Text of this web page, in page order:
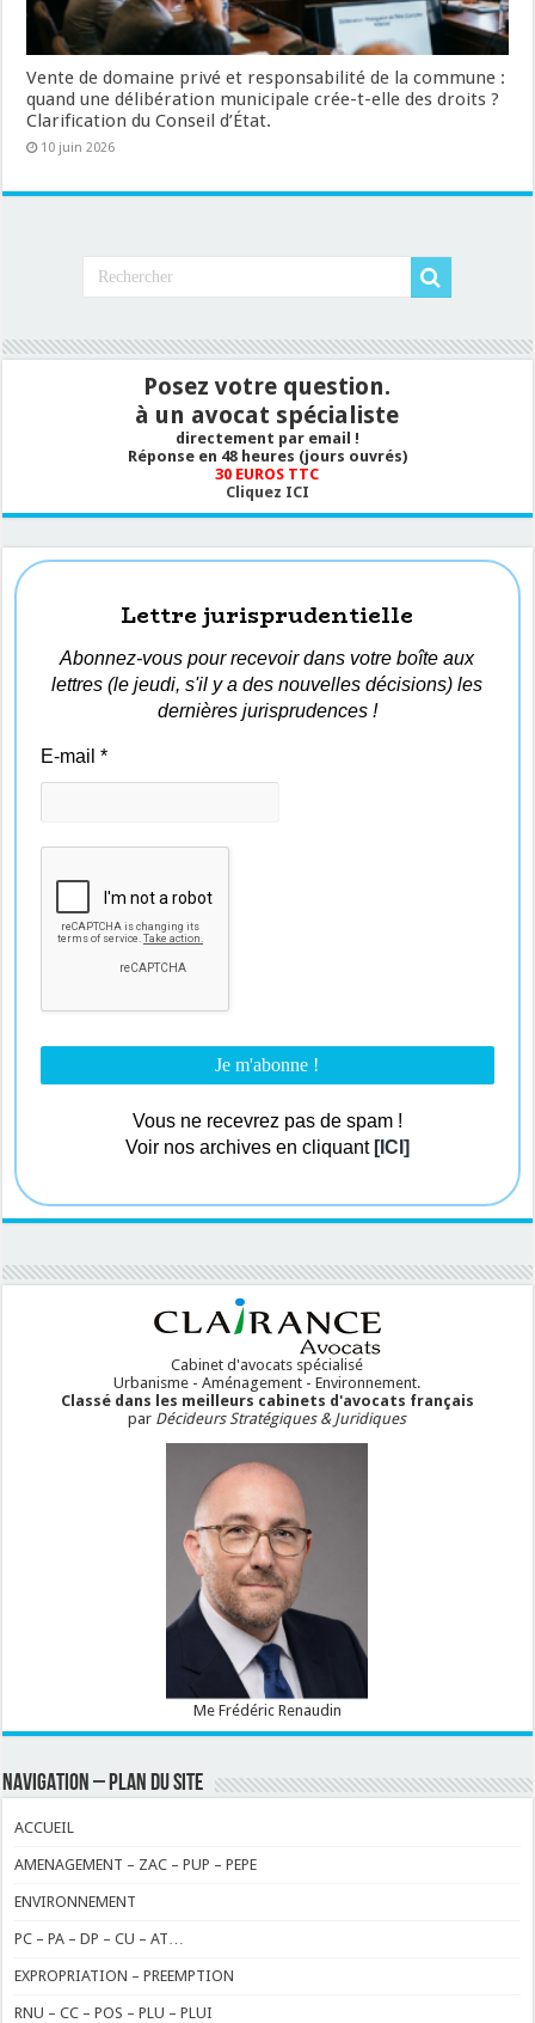
Vente de domaine privé et responsabilité de la commune :
quand une délibération municipale crée-t-elle des droits ?
Clarification du Conseil d’État.
10 juin 2026
Posez votre question.
à un avocat spécialiste
directement par email !
Réponse en 48 heures (jours ouvrés)
30 EUROS TTC
Cliquez ICI
Lettre jurisprudentielle
Abonnez-vous pour recevoir dans votre boîte aux
lettres (le jeudi, s'il y a des nouvelles décisions) les
dernières jurisprudences !
E-mail*
Vous ne recevrez pas de spam !
Voir nos archives en cliquant [ICI]
Cabinet d'avocats spécialisé
Urbanisme - Aménagement - Environnement.
Classé dans les meilleurs cabinets d'avocats français
par Décideurs Stratégiques & Juridiques
Me Frédéric Renaudin
NAVIGATION – PLAN DU SITE
ACCUEIL
AMENAGEMENT – ZAC – PUP – PEPE
ENVIRONNEMENT
PC – PA – DP – CU – AT…
EXPROPRIATION – PREEMPTION
RNU – CC – POS – PLU – PLUI